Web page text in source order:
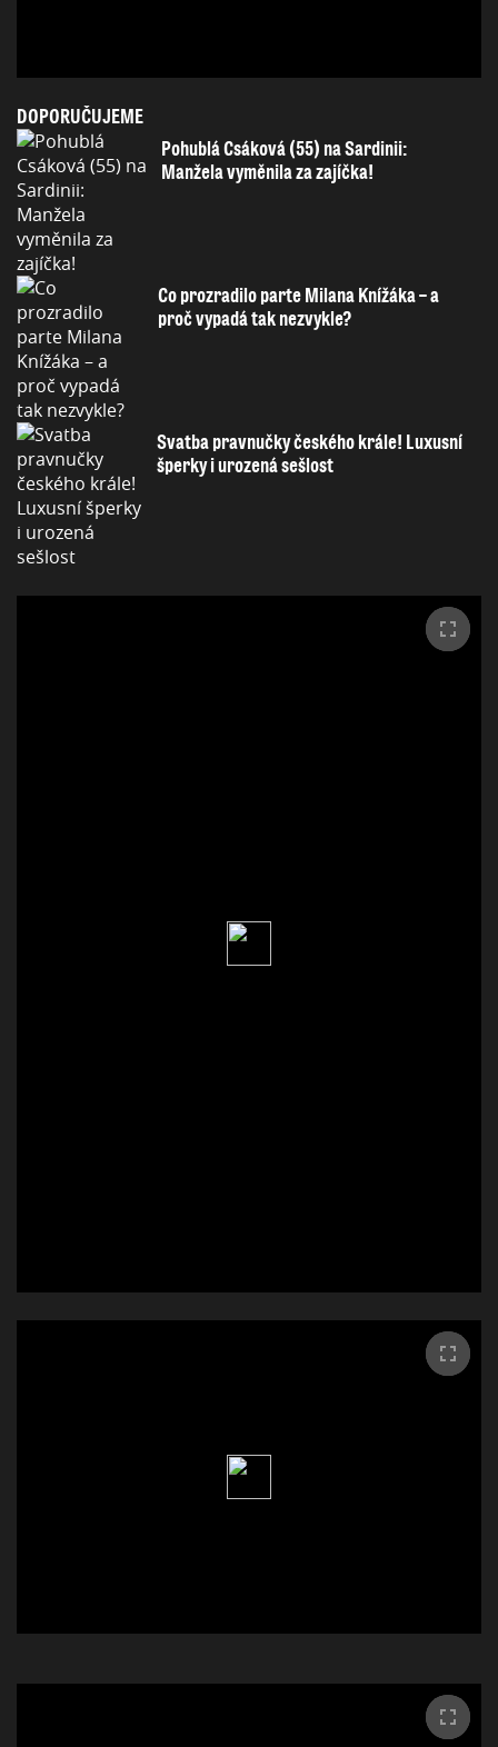
DOPORUČUJEME
Pohublá Csáková (55) na Sardinii:
Manžela vyměnila za zajíčka!
Co prozradilo parte Milana Knížáka – a
proč vypadá tak nezvykle?
Svatba pravnučky českého krále! Luxusní
šperky i urozená sešlost